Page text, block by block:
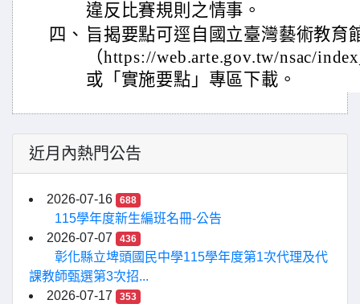
違反比賽規則之情事。
四、 旨揭要點可逕自國立臺灣藝術教育
（https://web.arte.gov.tw/nsac/
或「實施要點」專區下載。
近月內熱門公告
2026-07-16 688
115學年度新生編班名冊-公告
2026-07-07
436
彰化縣立埤頭國民中學115學年度第1次代理及代
課教師甄選第3次招...
2026-07-17
353